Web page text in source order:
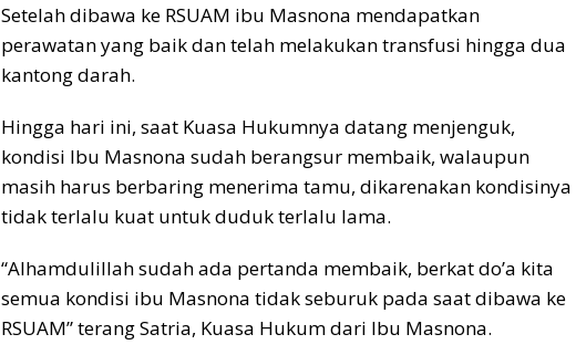
Setelah dibawa ke RSUAM ibu Masnona mendapatkan
perawatan yang baik dan telah melakukan transfusi hingga dua
kantong darah.
Hingga hari ini, saat Kuasa Hukumnya datang menjenguk,
kondisi Ibu Masnona sudah berangsur membaik, walaupun
masih harus berbaring menerima tamu, dikarenakan kondisinya
tidak terlalu kuat untuk duduk terlalu lama.
“Alhamdulillah sudah ada pertanda membaik, berkat do’a kita
semua kondisi ibu Masnona tidak seburuk pada saat dibawa ke
RSUAM” terang Satria, Kuasa Hukum dari Ibu Masnona.